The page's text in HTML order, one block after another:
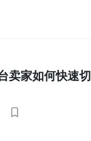
卖家如何快速